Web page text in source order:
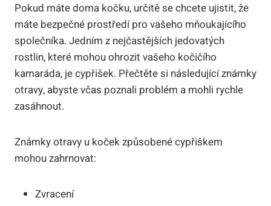
Pokud máte doma kočku, určitě se chcete ujistit, že
máte bezpečné prostředí pro vašeho mňoukajícího
společníka. Jedním z nejčastějších jedovatých
rostlin, které mohou ohrozit vašeho kočičího
kamaráda, je cypřišek. Přečtěte si následující známky
otravy, abyste včas poznali problém a mohli rychle
zasáhnout.
Známky otravy u koček způsobené cypřiškem
mohou zahrnovat:
Zvracení